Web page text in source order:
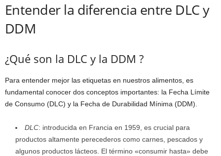
Entender la diferencia entre DLC y
DDM
¿Qué son la DLC y la DDM ?
Para entender mejor las etiquetas en nuestros alimentos, es
fundamental conocer dos conceptos importantes: la Fecha Límite
de Consumo (DLC) y la Fecha de Durabilidad Mínima (DDM).
DLC: introducida en Francia en 1959, es crucial para
productos altamente perecederos como carnes, pescados y
algunos productos lácteos. El término «consumir hasta» debe